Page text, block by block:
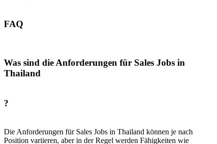
FAQ
Was sind die Anforderungen für Sales Jobs in
Thailand
?
Die Anforderungen für Sales Jobs in Thailand können je nach
Position variieren, aber in der Regel werden Fähigkeiten wie